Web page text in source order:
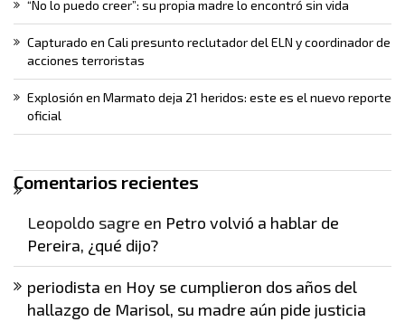
“No lo puedo creer”: su propia madre lo encontró sin vida
Capturado en Cali presunto reclutador del ELN y coordinador de
acciones terroristas
Explosión en Marmato deja 21 heridos: este es el nuevo reporte
oficial
Comentarios recientes
Leopoldo sagre en Petro volvió a hablar de
Pereira, ¿qué dijo?
periodista en Hoy se cumplieron dos años del
hallazgo de Marisol, su madre aún pide justicia